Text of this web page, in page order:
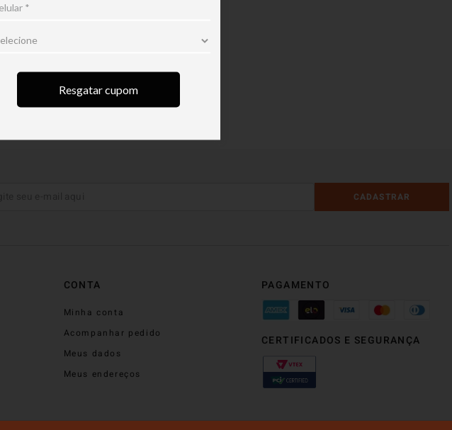
Resgatar cupom
CADASTRAR
CONTA
Minha conta
Acompanhar pedido
Meus dados
Meus endereços
PAGAMENTO
CERTIFICADOS E SEGURANÇA